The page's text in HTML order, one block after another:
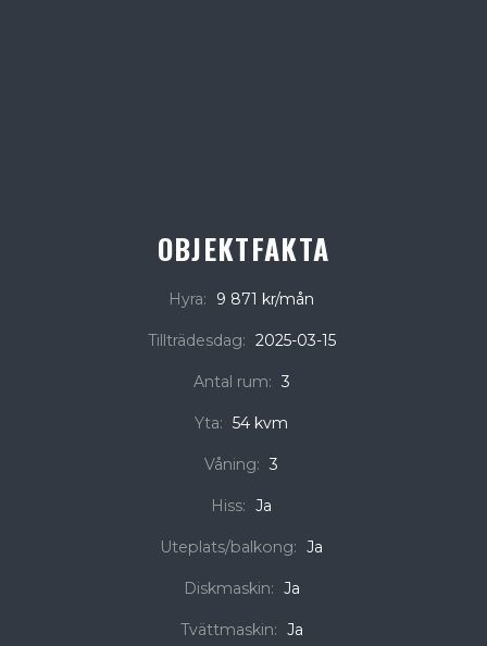
OBJEKTFAKTA
Hyra: 9 871 kr/mån
Tillträdesdag: 2025-03-15
Antal rum: 3
Yta: 54 kvm
Våning: 3
Hiss: Ja
Uteplats/balkong: Ja
Diskmaskin: Ja
Tvättmaskin: Ja